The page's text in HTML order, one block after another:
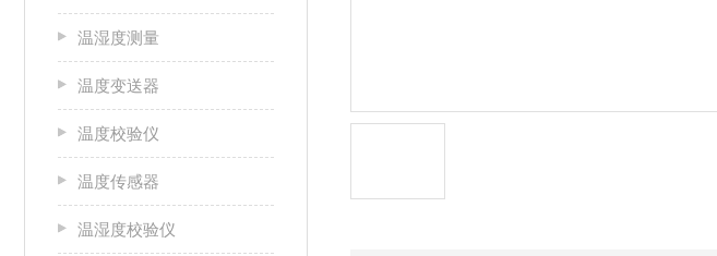
温湿度测量
温度变送器
温度校验仪
温度传感器
温湿度校验仪